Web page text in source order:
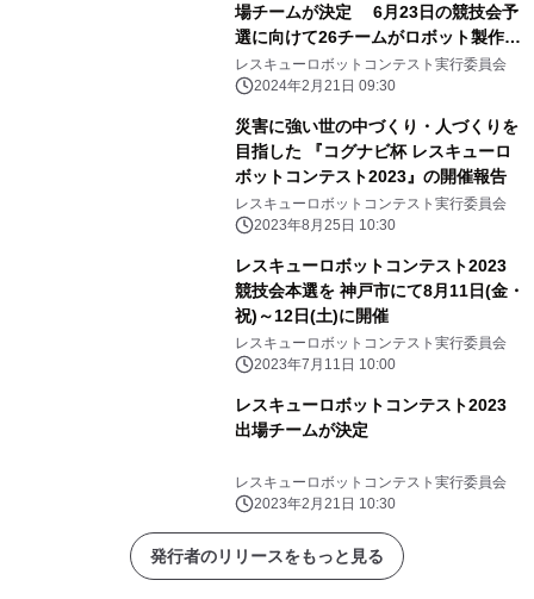
場チームが決定 6月23日の競技会予
選に向けて26チームがロボット製作を
開始
レスキューロボットコンテスト実行委員会
2024年2月21日 09:30
災害に強い世の中づくり・人づくりを
目指した 『コグナビ杯 レスキューロ
ボットコンテスト2023』の開催報告
レスキューロボットコンテスト実行委員会
2023年8月25日 10:30
レスキューロボットコンテスト2023
競技会本選を 神戸市にて8月11日(金・
祝)～12日(土)に開催
レスキューロボットコンテスト実行委員会
2023年7月11日 10:00
レスキューロボットコンテスト2023
出場チームが決定
レスキューロボットコンテスト実行委員会
2023年2月21日 10:30
発行者のリリースをもっと見る